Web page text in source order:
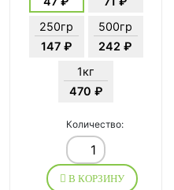
250гр
147 ₽
500гр
242 ₽
1кг
470 ₽
Количество:
В КОРЗИНУ